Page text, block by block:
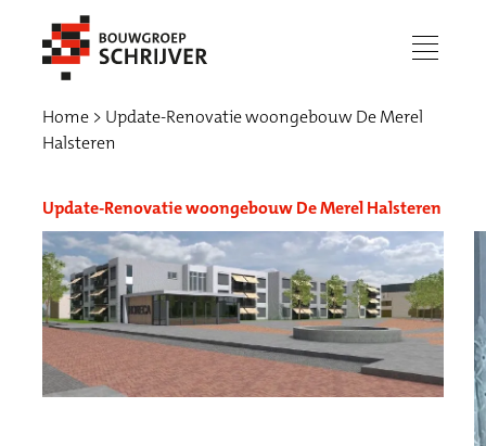
menu
Werken bij
Home
Update-Renovatie woongebouw De Merel
Halsteren
Update-Renovatie woongebouw De Merel Halsteren